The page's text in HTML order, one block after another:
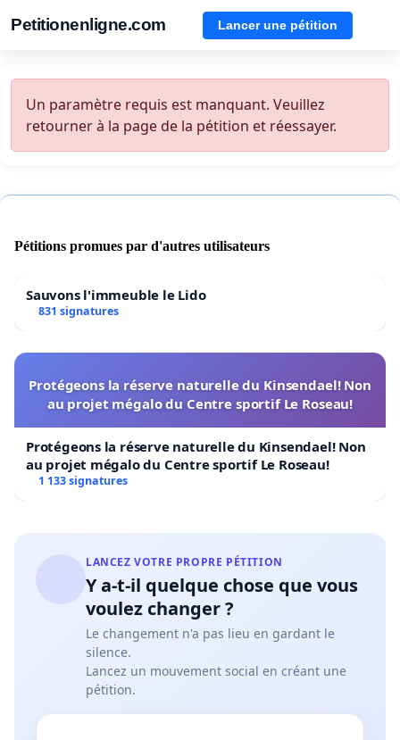
Petitionenligne.com Lancer une pétition
Un paramètre requis est manquant. Veuillez
retourner à la page de la pétition et réessayer.
Pétitions promues par d'autres utilisateurs
Sauvons l'immeuble le Lido
831 signatures
Protégeons la réserve naturelle du Kinsendael! Non
au projet mégalo du Centre sportif Le Roseau!
Protégeons la réserve naturelle du Kinsendael! Non
au projet mégalo du Centre sportif Le Roseau!
1 133 signatures
LANCEZ VOTRE PROPRE PÉTITION
Y a-t-il quelque chose que vous
voulez changer ?
Le changement n'a pas lieu en gardant le
silence.
Lancez un mouvement social en créant une
pétition.